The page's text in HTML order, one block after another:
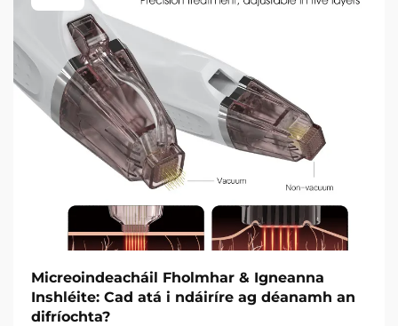
Micreoindeacháil Fholmhar & Igneanna
Inshléite: Cad atá i ndáiríre ag déanamh an
difríochta?